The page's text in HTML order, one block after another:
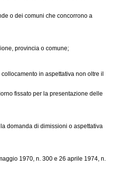
o dei comuni che concorrono a
provincia o comune;
in aspettativa non oltre il
fissato per la presentazione delle
domanda di dimissioni o aspettativa
1970, n. 300 e 26 aprile 1974, n.